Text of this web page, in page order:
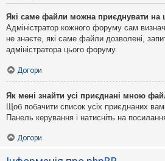
Які саме файли можна приєднувати на
Адміністратор кожного форуму сам
не знаєте, які саме файли дозволені,
адміністратора цього форуму.
Догори
Як мені знайти усі приєднані мною
Щоб побачити список усіх приєднаних
Панель керування і натисніть на
Догори